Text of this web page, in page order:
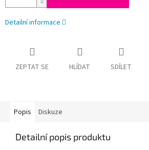
Detailní informace
ZEPTAT SE HLÍDAT SDÍLET
Popis Diskuze
Detailní popis produktu